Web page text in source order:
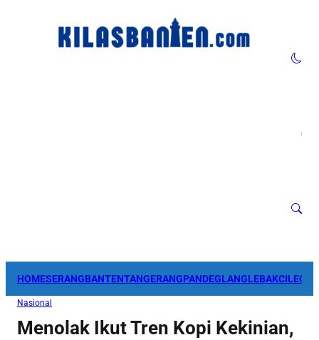
HOMESERANGBANTENTANGERANGPANDEGLANGLEBAK
Nasional
Menolak Ikut Tren Kopi Kekinian,